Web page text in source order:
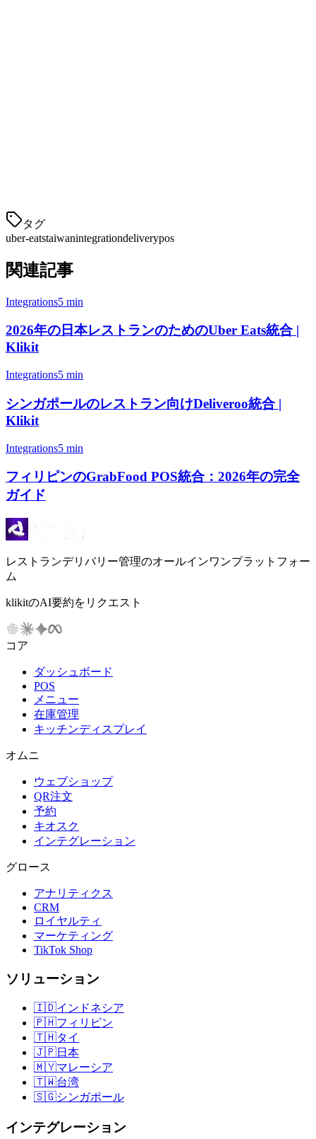
タグ
uber-eatstaiwanintegrationdeliverypos
関連記事
Integrations5 min
2026年の日本レストランのためのUber Eats統合 |
Klikit
Integrations5 min
シンガポールのレストラン向けDeliveroo統合 |
Klikit
Integrations5 min
フィリピンのGrabFood POS統合：2026年の完全
ガイド
レストランデリバリー管理のオールインワンプラットフォー
ム
klikitのAI要約をリクエスト
コア
ダッシュボード
POS
メニュー
在庫管理
キッチンディスプレイ
オムニ
ウェブショップ
QR注文
予約
キオスク
インテグレーション
グロース
アナリティクス
CRM
ロイヤルティ
マーケティング
TikTok Shop
ソリューション
🇮🇩インドネシア
🇵🇭フィリピン
🇹🇭タイ
🇯🇵日本
🇲🇾マレーシア
🇹🇼台湾
🇸🇬シンガポール
インテグレーション